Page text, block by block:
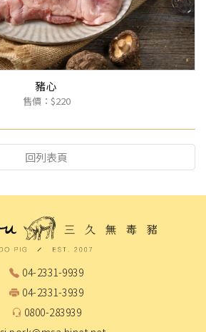
豬心
售價：$220
回列表頁
04-2331-9939
04-2331-3939
0800-283939